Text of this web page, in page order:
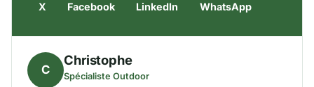
X Facebook LinkedIn WhatsApp
C
Christophe
Spécialiste Outdoor